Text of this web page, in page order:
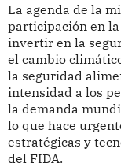
La agenda de la
participación en la
invertir en la
el cambio
la seguridad
intensidad a los
la demanda
lo que hace
estratégicas y
del FIDA.